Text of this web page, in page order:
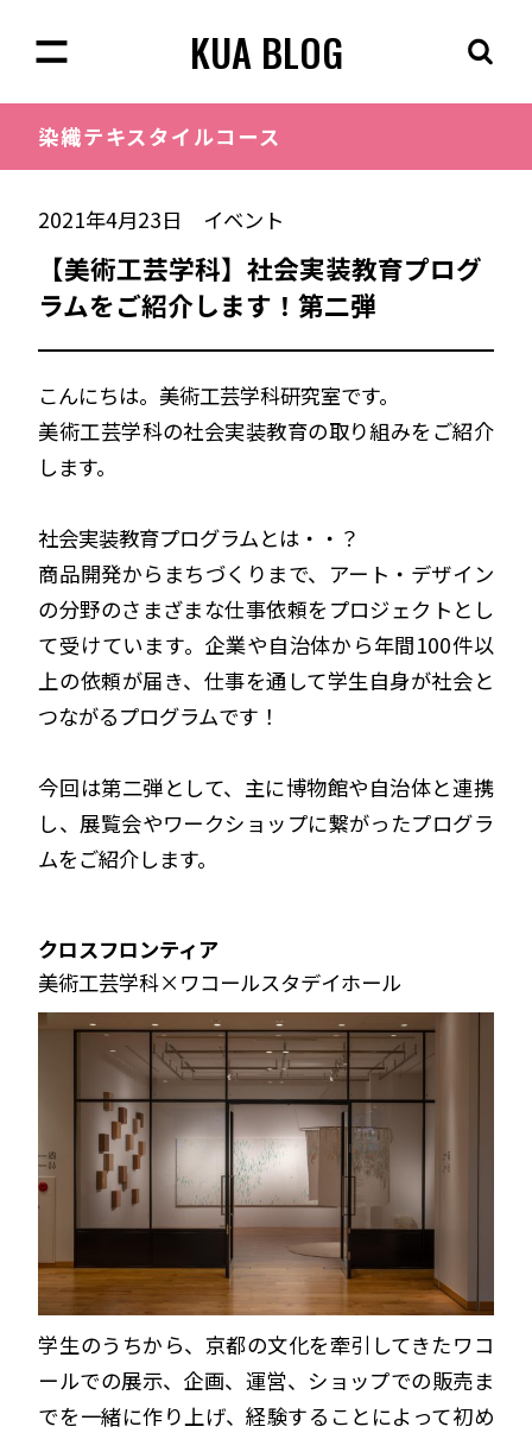
KUA BLOG
染織テキスタイルコース
2021年4月23日 イベント
【美術工芸学科】社会実装教育プログ
ラムをご紹介します！第二弾
こんにちは。美術工芸学科研究室です。
美術工芸学科の社会実装教育の取り組みをご紹介
します。
社会実装教育プログラムとは・・？
商品開発からまちづくりまで、アート・デザイン
の分野のさまざまな仕事依頼をプロジェクトとし
て受けています。企業や自治体から年間100件以
上の依頼が届き、仕事を通して学生自身が社会と
つながるプログラムです！
今回は第二弾として、主に博物館や自治体と連携
し、展覧会やワークショップに繋がったプログラ
ムをご紹介します。
クロスフロンティア
美術工芸学科×ワコールスタデイホール
学生のうちから、京都の文化を牽引してきたワコ
ールでの展示、企画、運営、ショップでの販売ま
でを一緒に作り上げ、経験することによって初め